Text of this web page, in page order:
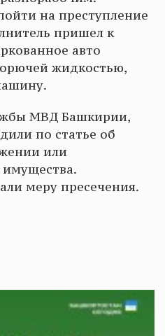
на преступление
пришел к
авто
жидкостью,
МВД Башкирии,
по статье об
или
меру пресечения.